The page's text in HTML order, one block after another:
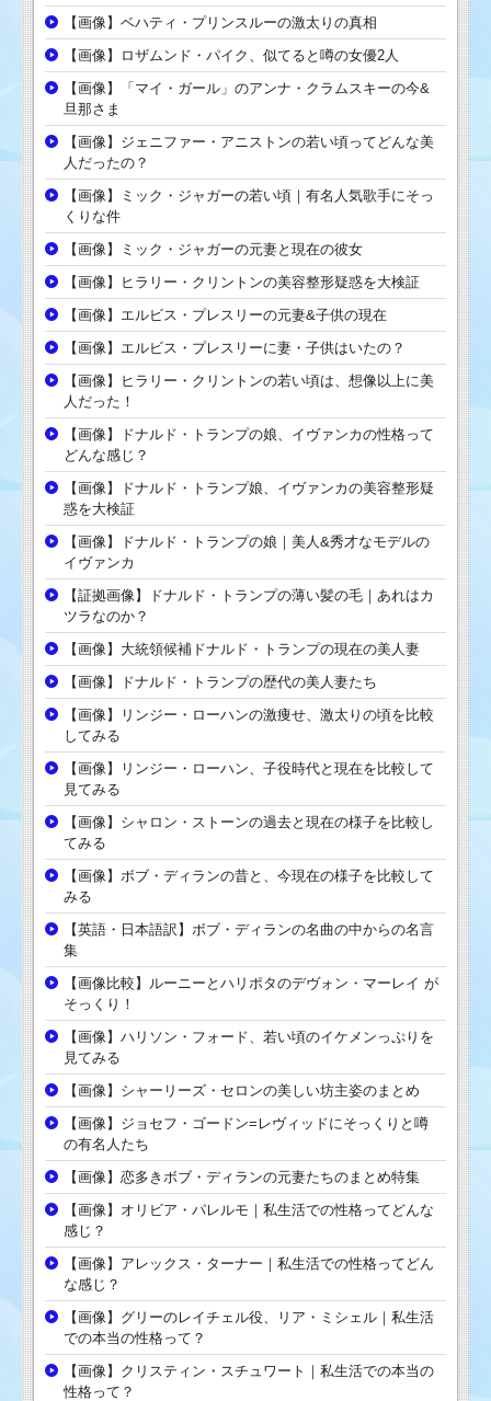
【画像】ベハティ・プリンスルーの激太りの真相
【画像】ロザムンド・パイク、似てると噂の女優2人
【画像】「マイ・ガール」のアンナ・クラムスキーの今&
旦那さま
【画像】ジェニファー・アニストンの若い頃ってどんな美
人だったの？
【画像】ミック・ジャガーの若い頃｜有名人気歌手にそっ
くりな件
【画像】ミック・ジャガーの元妻と現在の彼女
【画像】ヒラリー・クリントンの美容整形疑惑を大検証
【画像】エルビス・プレスリーの元妻&子供の現在
【画像】エルビス・プレスリーに妻・子供はいたの？
【画像】ヒラリー・クリントンの若い頃は、想像以上に美
人だった！
【画像】ドナルド・トランプの娘、イヴァンカの性格って
どんな感じ？
【画像】ドナルド・トランプ娘、イヴァンカの美容整形疑
惑を大検証
【画像】ドナルド・トランプの娘｜美人&秀才なモデルの
イヴァンカ
【証拠画像】ドナルド・トランプの薄い髪の毛｜あれはカ
ツラなのか？
【画像】大統領候補ドナルド・トランプの現在の美人妻
【画像】ドナルド・トランプの歴代の美人妻たち
【画像】リンジー・ローハンの激痩せ、激太りの頃を比較
してみる
【画像】リンジー・ローハン、子役時代と現在を比較して
見てみる
【画像】シャロン・ストーンの過去と現在の様子を比較し
てみる
【画像】ボブ・ディランの昔と、今現在の様子を比較して
みる
【英語・日本語訳】ボブ・ディランの名曲の中からの名言
集
【画像比較】ルーニーとハリポタのデヴォン・マーレイ が
そっくり！
【画像】ハリソン・フォード、若い頃のイケメンっぷりを
見てみる
【画像】シャーリーズ・セロンの美しい坊主姿のまとめ
【画像】ジョセフ・ゴードン=レヴィッドにそっくりと噂
の有名人たち
【画像】恋多きボブ・ディランの元妻たちのまとめ特集
【画像】オリビア・パレルモ｜私生活での性格ってどんな
感じ？
【画像】アレックス・ターナー｜私生活での性格ってどん
な感じ？
【画像】グリーのレイチェル役、リア・ミシェル｜私生活
での本当の性格って？
【画像】クリスティン・スチュワート｜私生活での本当の
性格って？